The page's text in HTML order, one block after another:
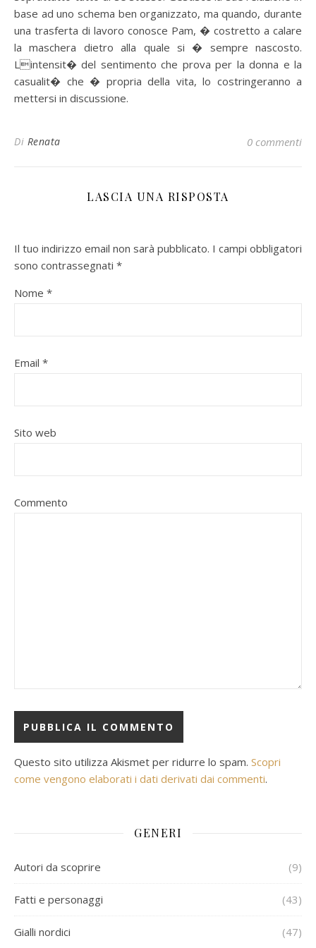
base ad uno schema ben organizzato, ma quando, durante
una trasferta di lavoro conosce Pam, � costretto a calare
la maschera dietro alla quale si � sempre nascosto.
Lintensit� del sentimento che prova per la donna e la
casualit� che � propria della vita, lo costringeranno a
mettersi in discussione.
Di Renata 0 commenti
LASCIA UNA RISPOSTA
Il tuo indirizzo email non sarà pubblicato. I campi obbligatori
sono contrassegnati *
Nome *
Email *
Sito web
Commento
Questo sito utilizza Akismet per ridurre lo spam. Scopri
come vengono elaborati i dati derivati dai commenti.
GENERI
Autori da scoprire (9)
Fatti e personaggi (43)
Gialli nordici (47)